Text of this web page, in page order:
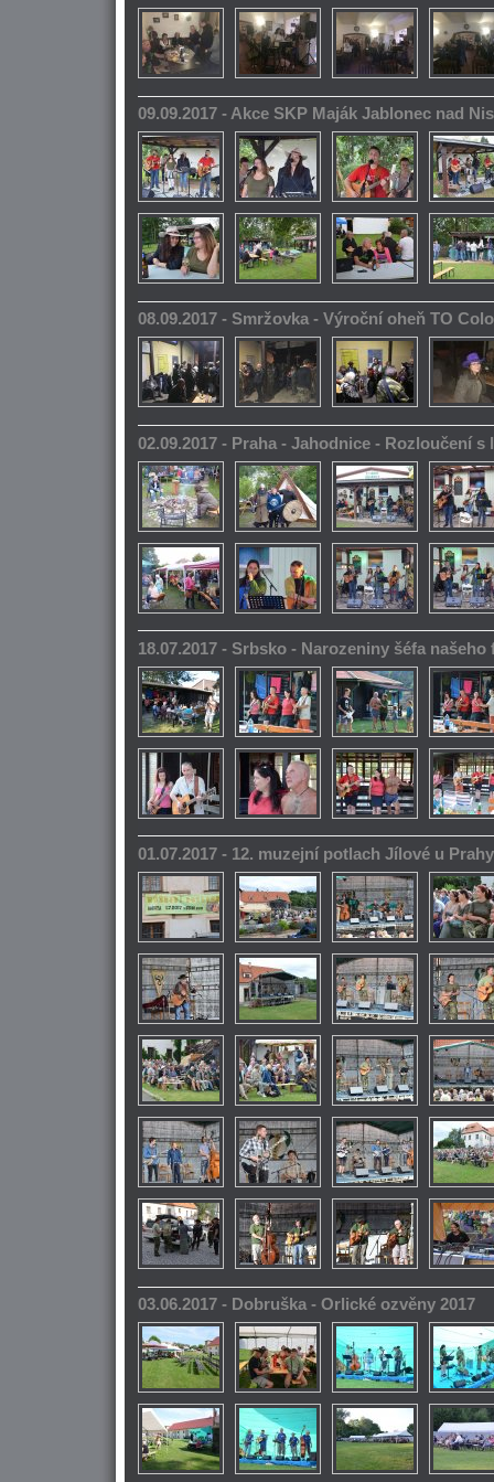
09.09.2017 - Akce SKP Maják Jablonec nad
08.09.2017 - Smržovka - Výroční oheň TO
02.09.2017 - Praha - Jahodnice - Rozloučení s
18.07.2017 - Srbsko - Narozeniny šéfa našeho
01.07.2017 - 12. muzejní potlach Jílové u Prahy
03.06.2017 - Dobruška - Orlické ozvěny 2017